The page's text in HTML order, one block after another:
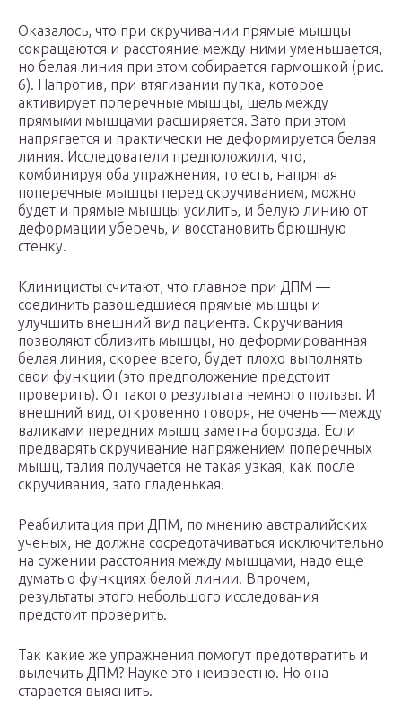
Оказалось, что при скручивании прямые мышцы
сокращаются и расстояние между ними уменьшается,
но белая линия при этом собирается гармошкой (рис.
6). Напротив, при втягивании пупка, которое
активирует поперечные мышцы, щель между
прямыми мышцами расширяется. Зато при этом
напрягается и практически не деформируется белая
линия. Исследователи предположили, что,
комбинируя оба упражнения, то есть, напрягая
поперечные мышцы перед скручиванием, можно
будет и прямые мышцы усилить, и белую линию от
деформации уберечь, и восстановить брюшную
стенку.
Клиницисты считают, что главное при ДПМ —
соединить разошедшиеся прямые мышцы и
улучшить внешний вид пациента. Скручивания
позволяют сблизить мышцы, но деформированная
белая линия, скорее всего, будет плохо выполнять
свои функции (это предположение предстоит
проверить). От такого результата немного пользы. И
внешний вид, откровенно говоря, не очень — между
валиками передних мышц заметна борозда. Если
предварять скручивание напряжением поперечных
мышц, талия получается не такая узкая, как после
скручивания, зато гладенькая.
Реабилитация при ДПМ, по мнению австралийских
ученых, не должна сосредотачиваться исключительно
на сужении расстояния между мышцами, надо еще
думать о функциях белой линии. Впрочем,
результаты этого небольшого исследования
предстоит проверить.
Так какие же упражнения помогут предотвратить и
вылечить ДПМ? Науке это неизвестно. Но она
старается выяснить.